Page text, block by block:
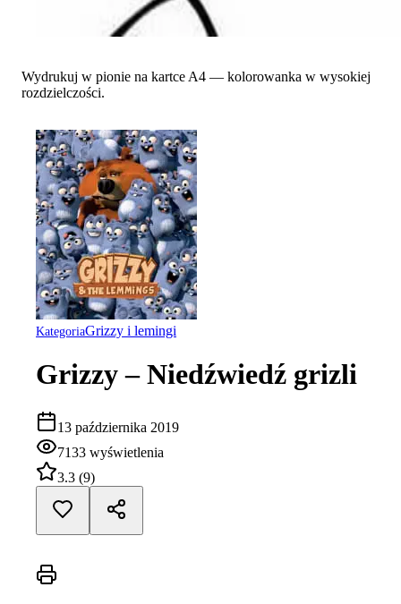
Wydrukuj w pionie na kartce A4 — kolorowanka w wysokiej
rozdzielczości.
KategoriaGrizzy i lemingi
Grizzy – Niedźwiedź grizli
13 października 2019
7133 wyświetlenia
3.3 (9)